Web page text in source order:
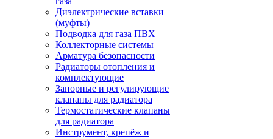
Диэлектрические вставки
(муфты)
Подводка для газа ПВХ
Коллекторные системы
Арматура безопасности
Радиаторы отопления и
комплектующие
Запорные и регулирующие
клапаны для радиатора
Термостатические клапаны
для радиатора
Инструмент, крепёж и